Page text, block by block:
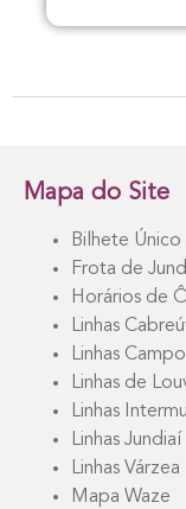
Mapa do Site
Bilhete Único
Frota de
Horários de
Linhas
Linhas
Linhas de
Linhas
Linhas
Linhas
Mapa Waze